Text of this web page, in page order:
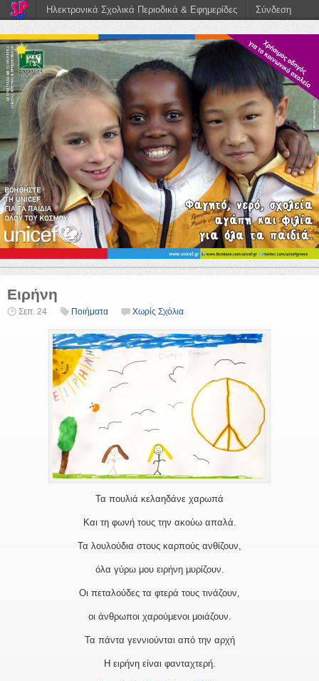
Ειρήνη
Σεπ. 24 Ποιήματα Χωρίς Σχόλια
Τα πουλιά κελαηδάνε χαρωπά
Και τη φωνή τους την ακούω απαλά.
Τα λουλούδια στους καρπούς ανθίζουν,
όλα γύρω μου ειρήνη μυρίζουν.
Οι πεταλούδες τα φτερά τους τινάζουν,
οι άνθρωποι χαρούμενοι μοιάζουν.
Τα πάντα γεννιούνται από την αρχή
Η ειρήνη είναι φανταχτερή.
Ηλεκτρονικά Σχολικά Περιοδικά & Εφημερίδες Σύνδεση